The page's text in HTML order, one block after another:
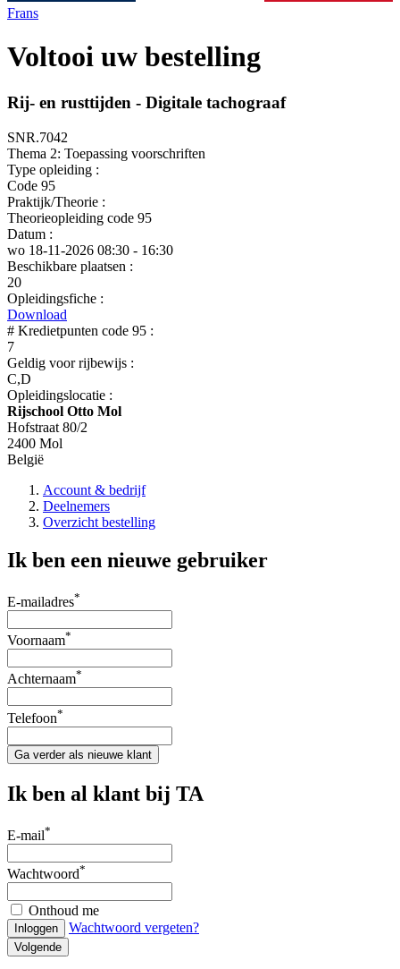
Frans
Voltooi uw bestelling
Rij- en rusttijden - Digitale tachograaf
SNR.7042
Thema 2: Toepassing voorschriften
Type opleiding :
Code 95
Praktijk/Theorie :
Theorieopleiding code 95
Datum :
wo 18-11-2026 08:30 - 16:30
Beschikbare plaatsen :
20
Opleidingsfiche :
Download
# Kredietpunten code 95 :
7
Geldig voor rijbewijs :
C,D
Opleidingslocatie :
Rijschool Otto Mol
Hofstraat 80/2
2400 Mol
België
Account & bedrijf
Deelnemers
Overzicht bestelling
Ik ben een nieuwe gebruiker
E-mailadres*
Voornaam*
Achternaam*
Telefoon*
Ga verder als nieuwe klant
Ik ben al klant bij TA
E-mail*
Wachtwoord*
Onthoud me
Inloggen Wachtwoord vergeten?
Volgende